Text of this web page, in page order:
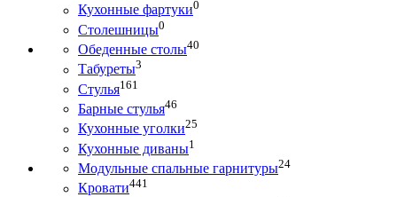
Кухонные фартуки0
Столешницы0
Обеденные столы40
Табуреты3
Стулья161
Барные стулья46
Кухонные уголки25
Кухонные диваны1
Модульные спальные гарнитуры24
Кровати441